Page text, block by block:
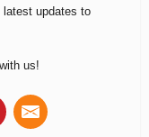
latest updates to
us!